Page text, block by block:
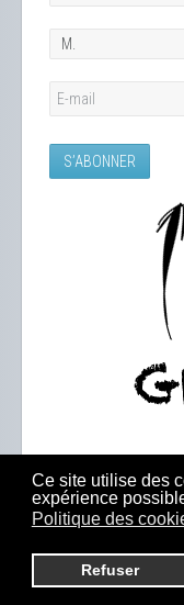
Ce site utilise des
expérience
Politique des
Refuser